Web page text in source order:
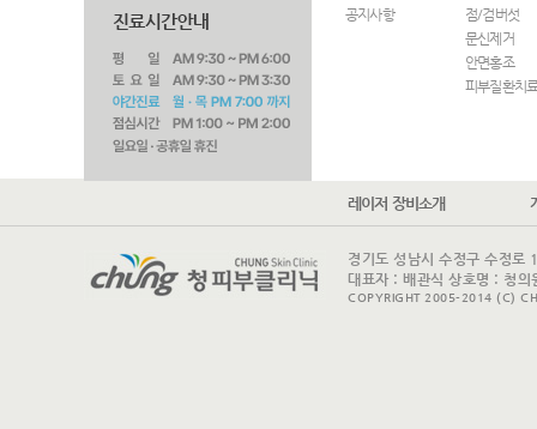
공지사항
점/검버섯
문신제거
안면홍조
피부질환치
레이저 장비소개
경기도 성남시 수정구 수정
대표자 : 배관식 상호명 : 청
COPYRIGHT 2005-2014 (C)